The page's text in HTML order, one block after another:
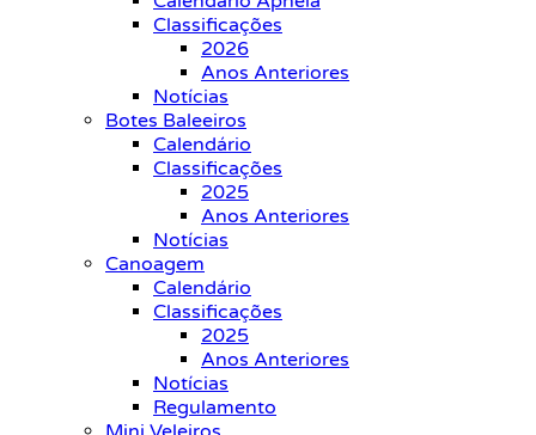
Classificações
2026
Anos Anteriores
Notícias
Botes Baleeiros
Calendário
Classificações
2025
Anos Anteriores
Notícias
Canoagem
Calendário
Classificações
2025
Anos Anteriores
Notícias
Regulamento